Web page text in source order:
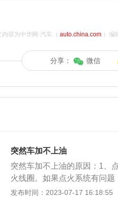
内容为中华网·汽车（ auto.china.com）编
分享： 微信
突然车加不上油
突然车加不上油的原因：1、
火线圈。如果点火系统有问
检修。2、进气系统有问题。
发布时间：2023-07-17 16:18:55